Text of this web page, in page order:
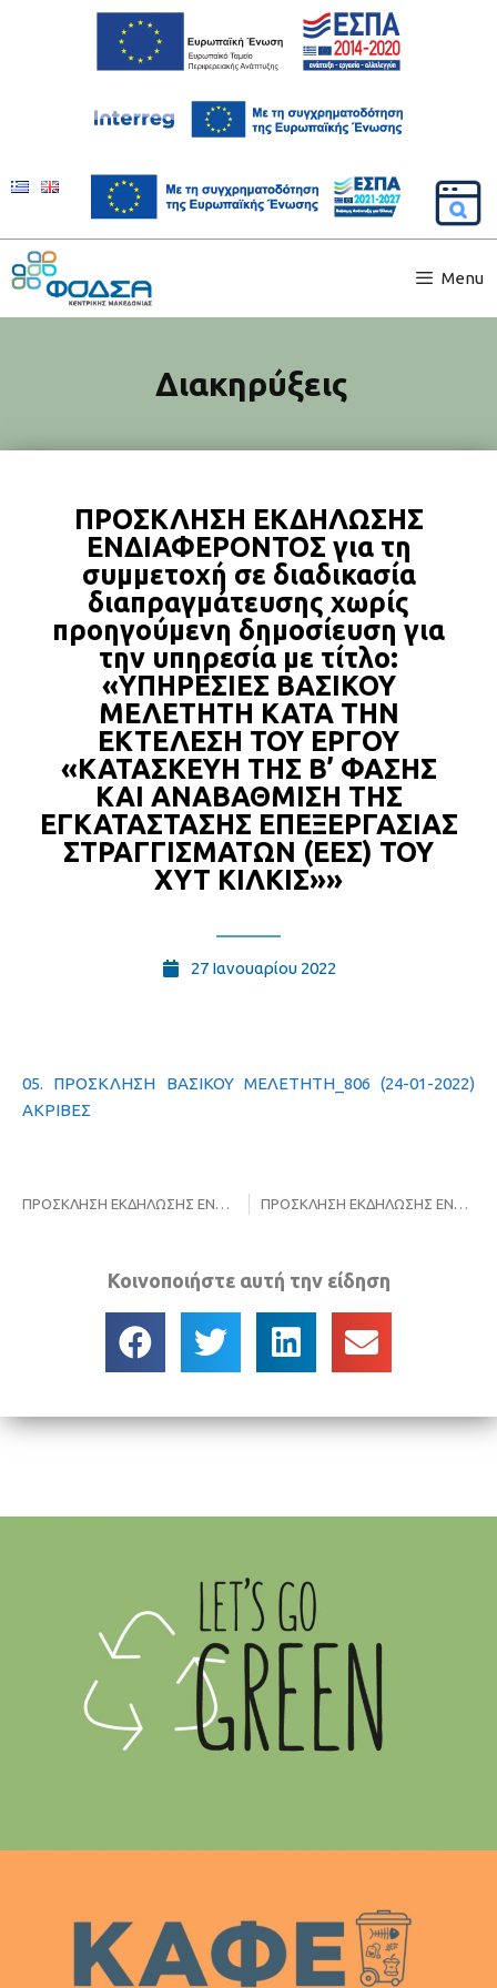
Menu
Διακηρύξεις
ΠΡΟΣΚΛΗΣΗ ΕΚΔΗΛΩΣΗΣ
ΕΝΔΙΑΦΕΡΟΝΤΟΣ για τη
συμμετοχή σε διαδικασία
διαπραγμάτευσης χωρίς
προηγούμενη δημοσίευση για
την υπηρεσία με τίτλο:
«ΥΠΗΡΕΣΙΕΣ ΒΑΣΙΚΟΥ
ΜΕΛΕΤΗΤΗ ΚΑΤΑ ΤΗΝ
ΕΚΤΕΛΕΣΗ ΤΟΥ ΕΡΓΟΥ
«ΚΑΤΑΣΚΕΥΗ ΤΗΣ Β’ ΦΑΣΗΣ
ΚΑΙ ΑΝΑΒΑΘΜΙΣΗ ΤΗΣ
ΕΓΚΑΤΑΣΤΑΣΗΣ ΕΠΕΞΕΡΓΑΣΙΑΣ
ΣΤΡΑΓΓΙΣΜΑΤΩΝ (ΕΕΣ) ΤΟΥ
ΧΥΤ ΚΙΛΚΙΣ»»
27 Ιανουαρίου 2022
05. ΠΡΟΣΚΛΗΣΗ ΒΑΣΙΚΟΥ ΜΕΛΕΤΗΤΗ_806 (24-01-2022)
ΑΚΡΙΒΕΣ
Κοινοποιήστε αυτή την είδηση